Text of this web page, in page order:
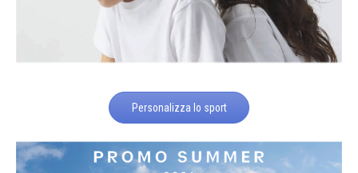
Personalizza lo sport